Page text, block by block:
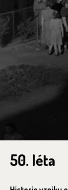
50. léta